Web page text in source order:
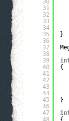
30
31
32
33
34
35
36
37
38
39
40
41
42
43
44
45
46
47
48
}
{
}
{